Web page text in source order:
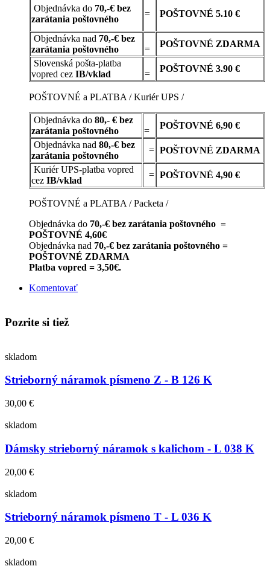
Objednávka do 70,-€ bez
zarátania poštovného
= POŠTOVNÉ 5.10 €
Objednávka nad 70,-€ bez
zarátania poštovného
=
POŠTOVNÉ ZDARMA
Slovenská pošta-platba
vopred cez IB/vklad =
POŠTOVNÉ 3.90 €
POŠTOVNÉ a PLATBA / Kuriér UPS /
Objednávka do 80,- € bez
zarátania poštovného
=
POŠTOVNÉ 6,90 €
Objednávka nad 80,-€ bez
zarátania poštovného
= POŠTOVNÉ ZDARMA
Kuriér UPS-platba vopred
cez IB/vklad
= POŠTOVNÉ 4,90 €
POŠTOVNÉ a PLATBA / Packeta /
Objednávka do 70,-€ bez zarátania poštovného =
POŠTOVNÉ 4,60€
Objednávka nad 70,-€ bez zarátania poštovného =
POŠTOVNÉ ZDARMA
Platba vopred = 3,50€.
Komentovať
Pozrite si tiež
skladom
Strieborný náramok písmeno Z - B 126 K
30,00 €
skladom
Dámsky strieborný náramok s kalichom - L 038 K
20,00 €
skladom
Strieborný náramok písmeno T - L 036 K
20,00 €
skladom